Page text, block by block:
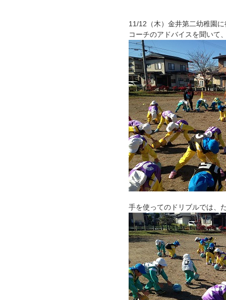
11/12（木）金井第二幼稚園
コーチのアドバイスを聞いて
手を使ってのドリブルでは、